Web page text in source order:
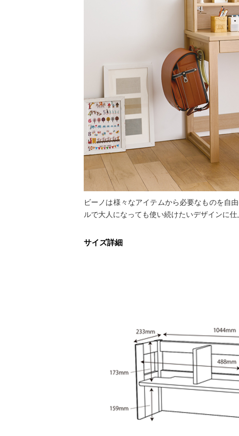
ビーノは様々なアイテムから必要なものを自
ルで大人になっても使い続けたいデザインに
サイズ詳細